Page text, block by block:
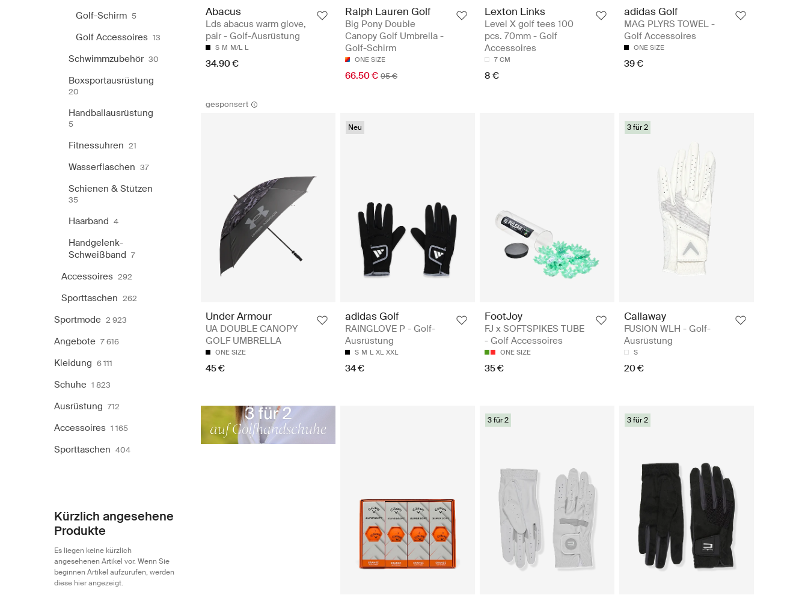
Golf-Schirm 5
Golf Accessoires 13
Schwimmzubehör 30
Boxsportausrüstung
20
Handballausrüstung
5
Fitnessuhren 21
Wasserflaschen 37
Schienen & Stützen
35
Haarband 4
Handgelenk-
Schweißband 7
Accessoires 292
Sporttaschen 262
Sportmode 2 923
Angebote 7 616
Kleidung 6 111
Schuhe 1 823
Ausrüstung 712
Accessoires 1 165
Sporttaschen 404
Kürzlich angesehene
Produkte
Es liegen keine kürzlich
angesehenen Artikel vor. Wenn Sie
beginnen Artikel aufzurufen, werden
diese hier angezeigt.
Abacus
Lds abacus warm glove,
pair - Golf-Ausrüstung
S M M/L L
34.90 €
Ralph Lauren Golf
Big Pony Double
Canopy Golf Umbrella -
Golf-Schirm
ONE SIZE
66.50 € 95 €
Lexton Links
Level X golf tees 100
pcs. 70mm - Golf
Accessoires
7 CM
8 €
adidas Golf
MAG PLYRS TOWEL -
Golf Accessoires
ONE SIZE
39 €
gesponsert
Under Armour
UA DOUBLE CANOPY
GOLF UMBRELLA
ONE SIZE
45 €
Neu
adidas Golf
RAINGLOVE P - Golf-
Ausrüstung
S M L XL XXL
34 €
FootJoy
FJ x SOFTSPIKES TUBE
- Golf Accessoires
ONE SIZE
35 €
3 für 2
Callaway
FUSION WLH - Golf-
Ausrüstung
S
20 €
3 für 2 3 für 2